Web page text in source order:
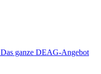
Das ganze DEAG-Angebot